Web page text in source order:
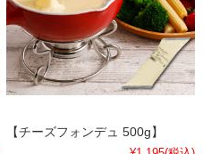
【チーズフォンデュ 500g】